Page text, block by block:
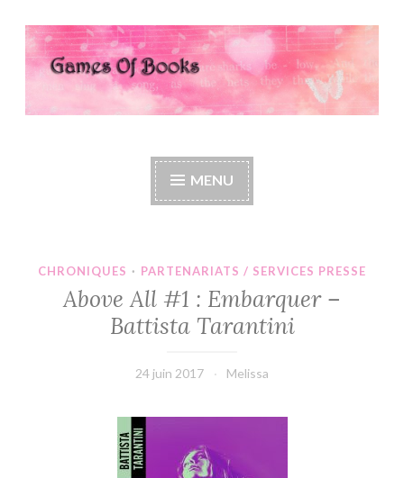
Accéder
au
contenu
Games Of Books
MENU
CHRONIQUES · PARTENARIATS / SERVICES PRESSE
Above All #1 : Embarquer –
Battista Tarantini
24 juin 2017 Melissa